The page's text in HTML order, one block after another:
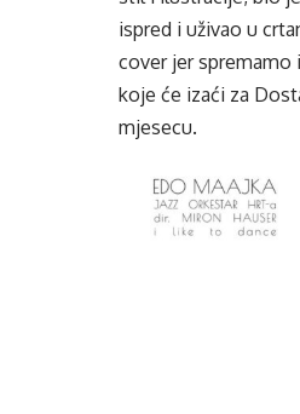
ispred i uživao u
cover jer spremamo
koje će izaći za
mjesecu.